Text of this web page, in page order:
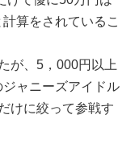
算をされているこ
が、5，000円以上
ャニーズアイドル
けに絞って参戦す